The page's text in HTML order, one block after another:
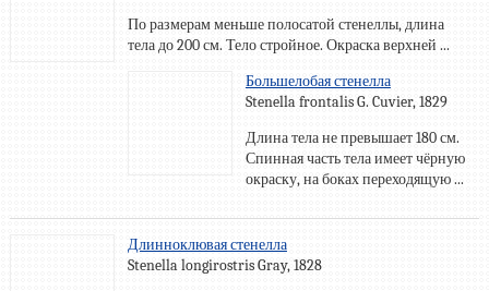
По размерам меньше полосатой стенеллы, длина
тела до 200 см. Тело стройное. Окраска верхней ...
Большелобая стенелла
Stenella frontalis G. Cuvier, 1829
Длина тела не превышает 180 см.
Спинная часть тела имеет чёрную
окраску, на боках переходящую ...
Длинноклювая стенелла
Stenella longirostris Gray, 1828